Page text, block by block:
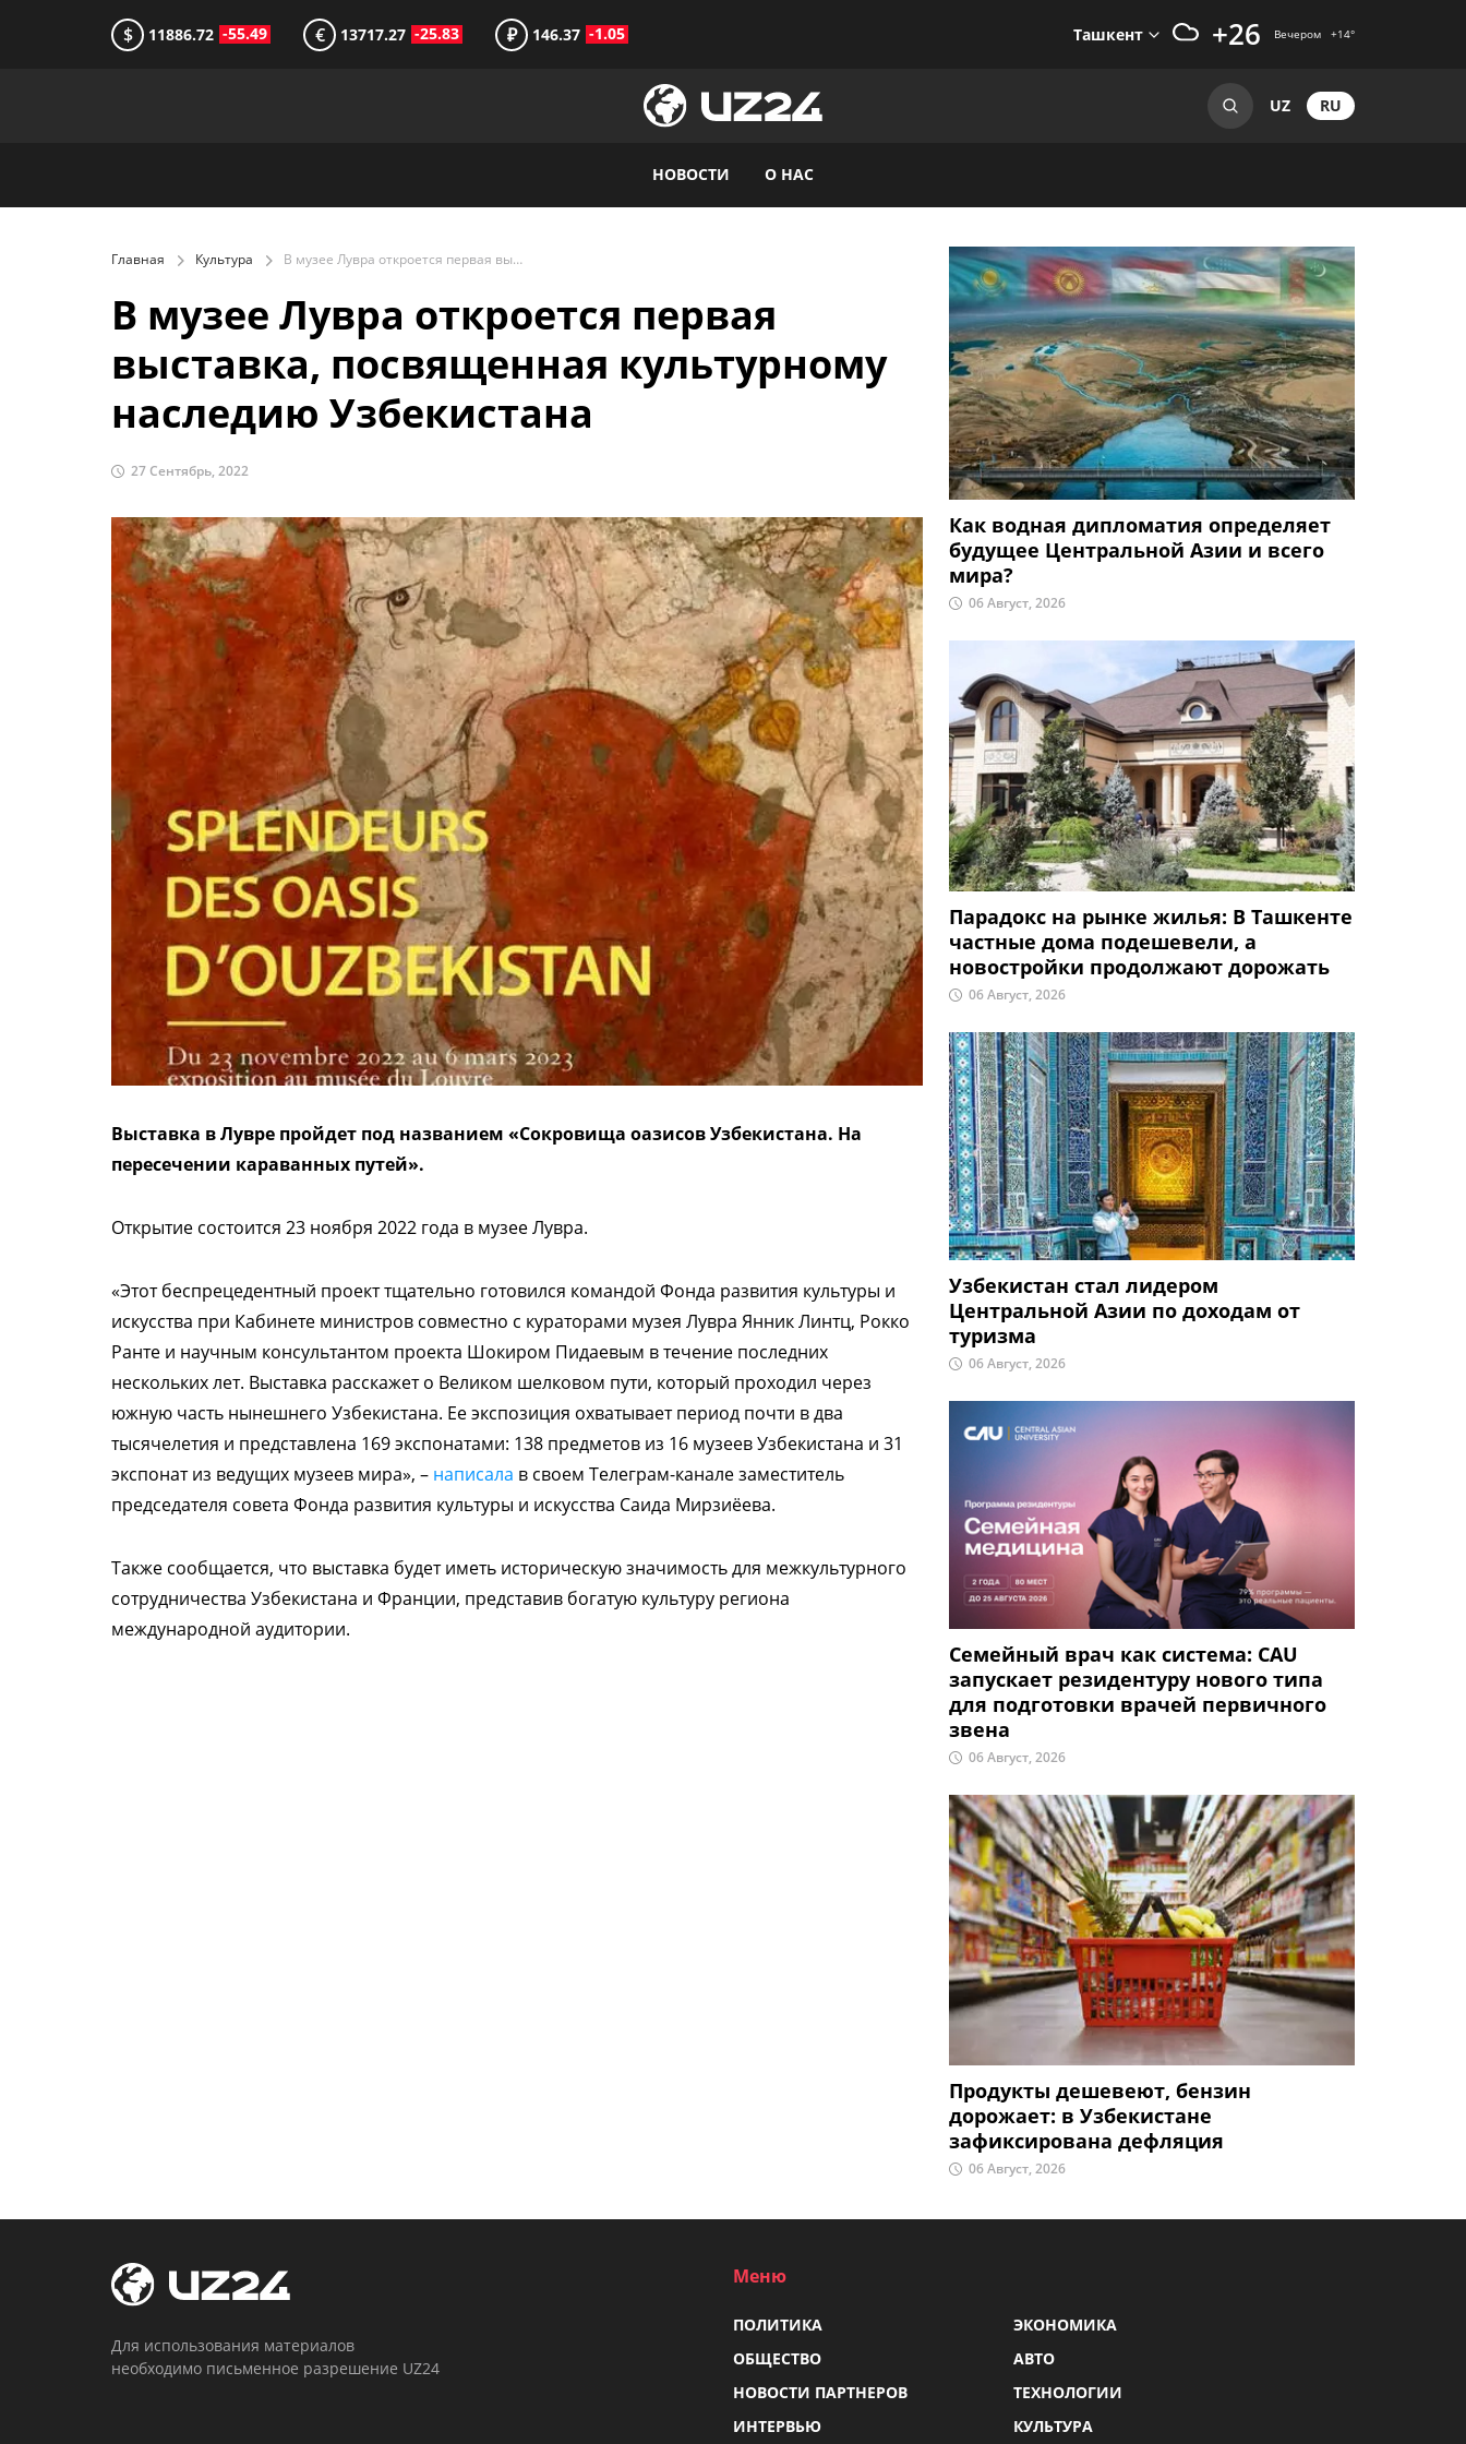
$ 11886.72 -55.49 € 13717.27 -25.83 ₽ 146.37 -1.05 Ташкент +26 Вечером +14°
UZ RU
НОВОСТИ О НАС
Главная Культура В музее Лувра откроется первая выставка, посвященная культурному наследию Узбекистана
В музее Лувра откроется первая
выставка, посвященная культурному
наследию Узбекистана
27 Сентябрь, 2022
Выставка в Лувре пройдет под названием «Сокровища оазисов Узбекистана. На
пересечении караванных путей».
Открытие состоится 23 ноября 2022 года в музее Лувра.
«Этот беспрецедентный проект тщательно готовился командой Фонда развития культуры и
искусства при Кабинете министров совместно с кураторами музея Лувра Янник Линтц, Рокко
Ранте и научным консультантом проекта Шокиром Пидаевым в течение последних
нескольких лет. Выставка расскажет о Великом шелковом пути, который проходил через
южную часть нынешнего Узбекистана. Ее экспозиция охватывает период почти в два
тысячелетия и представлена 169 экспонатами: 138 предметов из 16 музеев Узбекистана и 31
экспонат из ведущих музеев мира», – написала в своем Телеграм-канале заместитель
председателя совета Фонда развития культуры и искусства Саида Мирзиёева.
Также сообщается, что выставка будет иметь историческую значимость для межкультурного
сотрудничества Узбекистана и Франции, представив богатую культуру региона
международной аудитории.
Как водная дипломатия определяет
будущее Центральной Азии и всего
мира?
06 Август, 2026
Парадокс на рынке жилья: В Ташкенте
частные дома подешевели, а
новостройки продолжают дорожать
06 Август, 2026
Узбекистан стал лидером
Центральной Азии по доходам от
туризма
06 Август, 2026
Семейный врач как система: CAU
запускает резидентуру нового типа
для подготовки врачей первичного
звена
06 Август, 2026
Продукты дешевеют, бензин
дорожает: в Узбекистане
зафиксирована дефляция
06 Август, 2026
Для использования материалов
необходимо письменное разрешение UZ24
Меню
ПОЛИТИКА
ЭКОНОМИКА
ОБЩЕСТВО
АВТО
НОВОСТИ ПАРТНЕРОВ
ТЕХНОЛОГИИ
ИНТЕРВЬЮ
КУЛЬТУРА